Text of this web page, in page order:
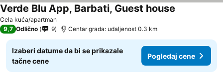
Cela kuća/apartman
Verde Blu App, Barbati, Guest house
9,7 Odlično 9 Centar grada: udaljenost 0.3 km
Izaberi datume da bi se prikazale
tačne cene
Pogledaj cene